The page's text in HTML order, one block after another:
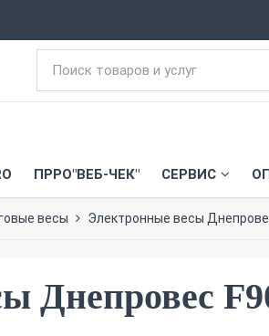
ПРРО"ВЕБ-ЧЕК" СЕРВИС
весы Электронные весы Днепровес
Днепровес